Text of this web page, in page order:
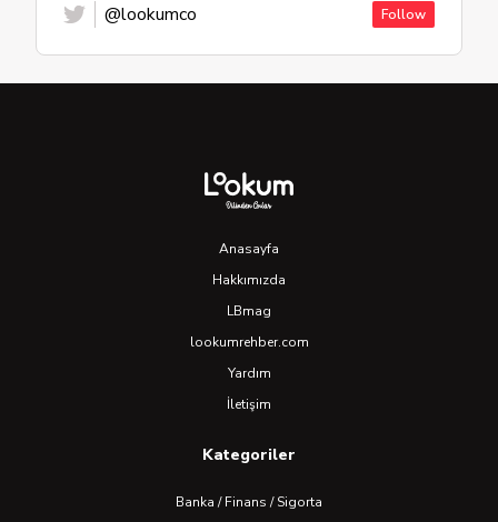
@lookumco Follow
Anasayfa
Hakkımızda
LBmag
lookumrehber.com
Yardım
İletişim
Kategoriler
Banka / Finans / Sigorta